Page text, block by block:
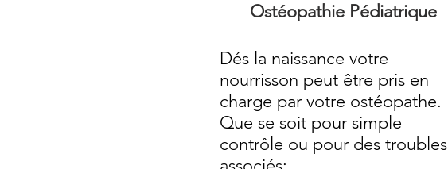
Ostéopathie Pédiatrique
Dés la naissance votre
nourrisson peut être pris en
charge par votre ostéopathe.
Que se soit pour simple
contrôle ou pour des troubles